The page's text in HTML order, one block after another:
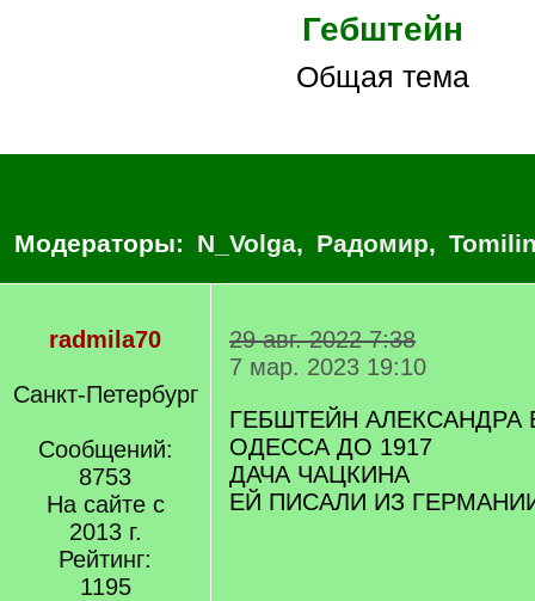
Гебштейн
Общая тема
Модераторы: N_Volga, Радомир,
radmila70
Санкт-Петербург
Сообщений:
8753
На сайте с
2013 г.
Рейтинг:
1195
29 авг. 2022 7:38
7 мар. 2023 19:10
ГЕБШТЕЙН АЛЕКСАНДРА
ОДЕССА ДО 1917
ДАЧА ЧАЦКИНА
ЕЙ ПИСАЛИ ИЗ